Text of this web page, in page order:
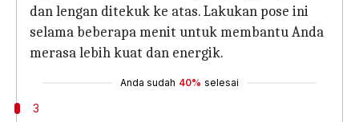
dan lengan ditekuk ke atas. Lakukan pose ini
selama beberapa menit untuk membantu Anda
merasa lebih kuat dan energik.
Anda sudah 40% selesai
3